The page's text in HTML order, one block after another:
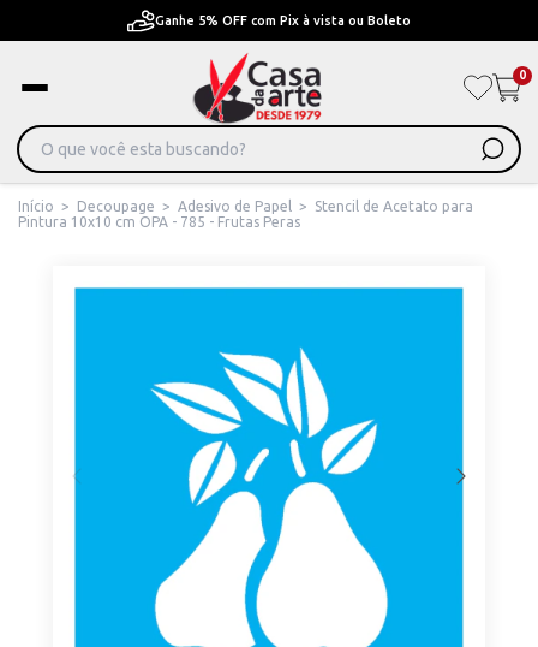
Ganhe 5% OFF com Pix à vista ou Boleto
0
Início > Decoupage > Adesivo de Papel >
Stencil de Acetato para
Pintura 10x10 cm OPA - 785 - Frutas Peras